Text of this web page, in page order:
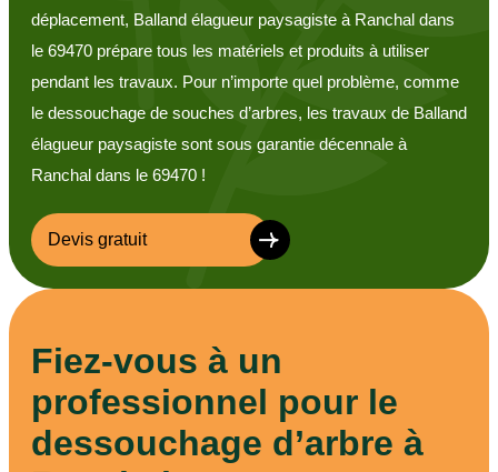
déplacement, Balland élagueur paysagiste à Ranchal dans
le 69470 prépare tous les matériels et produits à utiliser
pendant les travaux. Pour n’importe quel problème, comme
le dessouchage de souches d’arbres, les travaux de Balland
élagueur paysagiste sont sous garantie décennale à
Ranchal dans le 69470 !
Devis gratuit
Fiez-vous à un
professionnel pour le
dessouchage d’arbre à